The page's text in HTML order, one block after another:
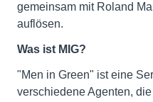
gemeinsam mit Roland
auflösen.
Was ist MIG?
"Men in Green" ist eine
verschiedene Agenten,